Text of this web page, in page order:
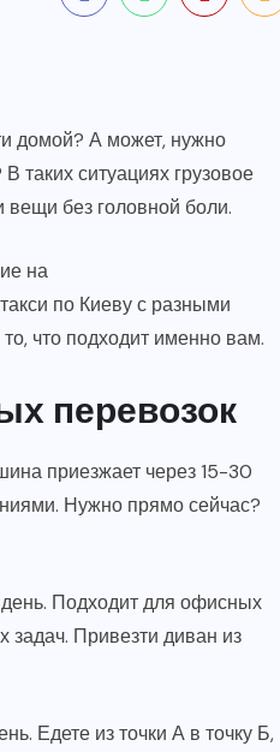
домой? А может, нужно
таких ситуациях грузовое
вещи без головной боли.
на
по Киеву с разными
что подходит именно вам.
перевозок
приезжает через 15-30
Нужно прямо сейчас?
Подходит для офисных
задач. Привезти диван из
Едете из точки А в точку Б,